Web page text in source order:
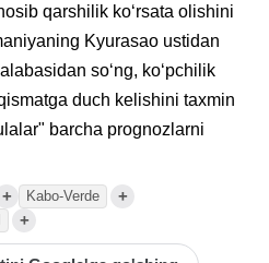
qarshilik koʻrsata olishini
Kyurasao ustidan
soʻng, koʻpchilik
duch kelishini taxmin
barcha prognozlarni
+ Kabo-Verde +
+